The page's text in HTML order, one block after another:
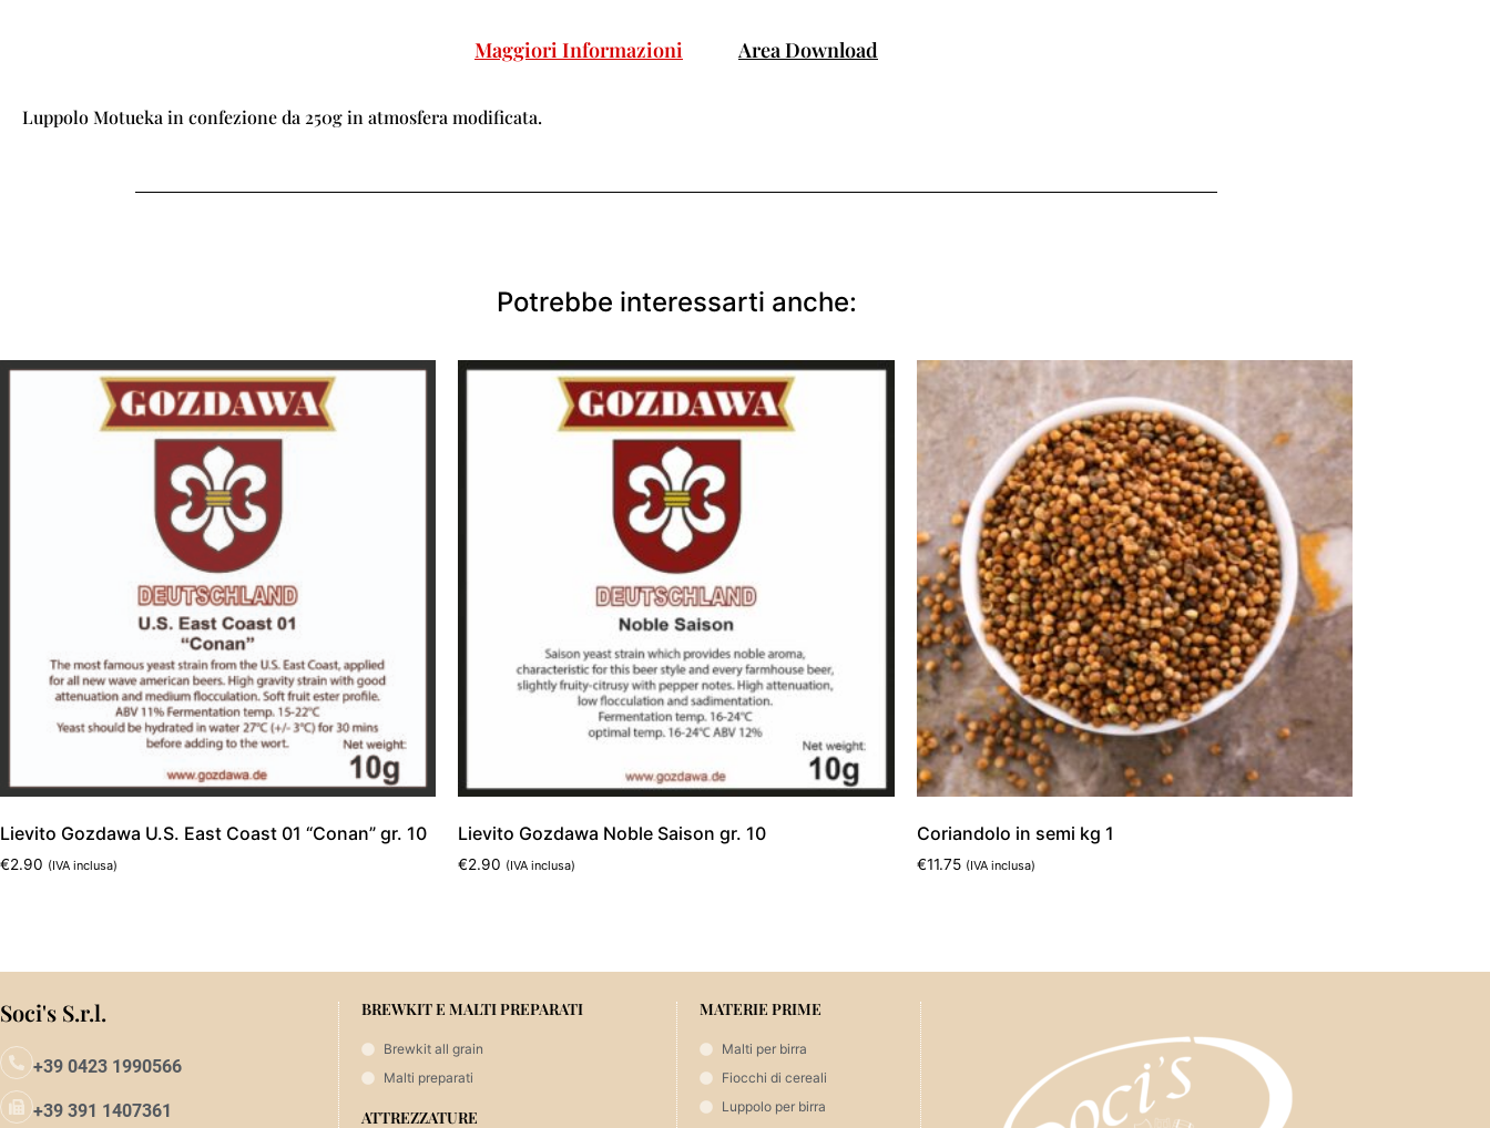
Maggiori Informazioni Area Download
Luppolo Motueka in confezione da 250g in atmosfera modificata.
Potrebbe interessarti anche:
Lievito Gozdawa U.S. East Coast 01 “Conan” gr. 10
€2.90 (IVA inclusa)
Lievito Gozdawa Noble Saison gr. 10
€2.90 (IVA inclusa)
Coriandolo in semi kg 1
€11.75 (IVA inclusa)
Soci's S.r.l.
+39 0423 1990566
+39 391 1407361
BREWKIT E MALTI PREPARATI
Brewkit all grain
Malti preparati
ATTREZZATURE
MATERIE PRIME
Malti per birra
Fiocchi di cereali
Luppolo per birra